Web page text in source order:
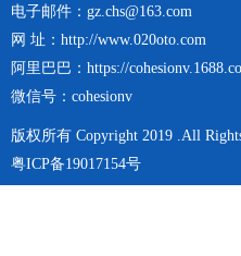
电子邮件：gz.chs@163.com
网 址：http://www.020oto.com
阿里巴巴：https://
微信号：cohesionv
版权所有 Copyright 2019 .All
粤ICP备19017154号